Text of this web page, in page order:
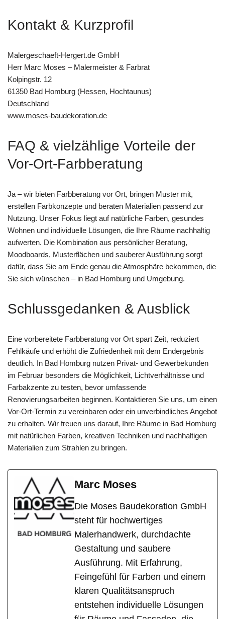
Kontakt & Kurzprofil
Malergeschaeft-Hergert.de GmbH
Herr Marc Moses – Malermeister & Farbrat
Kolpingstr. 12
61350 Bad Homburg (Hessen, Hochtaunus)
Deutschland
www.moses-baudekoration.de
FAQ & vielzählige Vorteile der
Vor-Ort-Farbberatung
Ja – wir bieten Farbberatung vor Ort, bringen Muster mit,
erstellen Farbkonzepte und beraten Materialien passend zur
Nutzung. Unser Fokus liegt auf natürliche Farben, gesundes
Wohnen und individuelle Lösungen, die Ihre Räume nachhaltig
aufwerten. Die Kombination aus persönlicher Beratung,
Moodboards, Musterflächen und sauberer Ausführung sorgt
dafür, dass Sie am Ende genau die Atmosphäre bekommen, die
Sie sich wünschen – in Bad Homburg und Umgebung.
Schlussgedanken & Ausblick
Eine vorbereitete Farbberatung vor Ort spart Zeit, reduziert
Fehlkäufe und erhöht die Zufriedenheit mit dem Endergebnis
deutlich. In Bad Homburg nutzen Privat- und Gewerbekunden
im Februar besonders die Möglichkeit, Lichtverhältnisse und
Farbakzente zu testen, bevor umfassende
Renovierungsarbeiten beginnen. Kontaktieren Sie uns, um einen
Vor-Ort-Termin zu vereinbaren oder ein unverbindliches Angebot
zu erhalten. Wir freuen uns darauf, Ihre Räume in Bad Homburg
mit natürlichen Farben, kreativen Techniken und nachhaltigen
Materialien zum Strahlen zu bringen.
Marc Moses
Die Moses Baudekoration GmbH
steht für hochwertiges
Malerhandwerk, durchdachte
Gestaltung und saubere
Ausführung. Mit Erfahrung,
Feingefühl für Farben und einem
klaren Qualitätsanspruch
entstehen individuelle Lösungen